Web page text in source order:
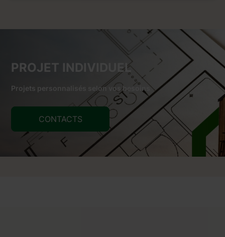
PROJET INDIVIDUEL
Projets personnalisés selon vos besoins
CONTACTS